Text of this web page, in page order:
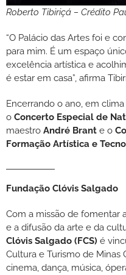
Roberto Tibiriçá – Crédito
“O Palácio das Artes foi e
para mim. É um espaço
excelência artística e
é estar em casa”, afirma
Encerrando o ano, em
o Concerto Especial de
maestro André Brant e o
Formação Artística e
Fundação Clóvis Salgado
Com a missão de fomentar
e a difusão da arte e da
Clóvis Salgado (FCS) é
Cultura e Turismo de Minas
cinema, dança, música,